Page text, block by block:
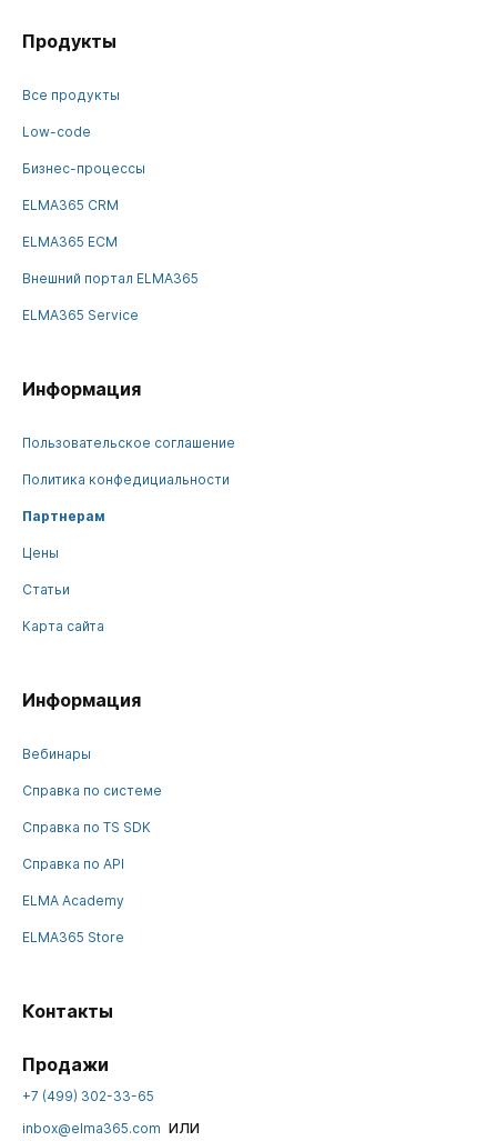
Продукты
Все продукты
Low-code
Бизнес-процессы
ELMA365 CRM
ELMA365 ECM
Внешний портал ELMA365
ELMA365 Service
Информация
Пользовательское соглашение
Политика конфедициальности
Партнерам
Цены
Статьи
Карта сайта
Информация
Вебинары
Справка по системе
Справка по TS SDK
Справка по API
ELMA Academy
ELMA365 Store
Контакты
Продажи
+7 (499) 302-33-65
inbox@elma365.com или